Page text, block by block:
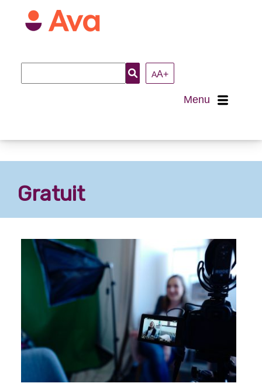
:
AA+
Menu
Accueil
Arts et culture
Arts, culture et divertissements
Histoire et Généalogie
Lecture, écriture et poésie
Engagements et participation sociale
Horticulture et jardinage
Gratuit